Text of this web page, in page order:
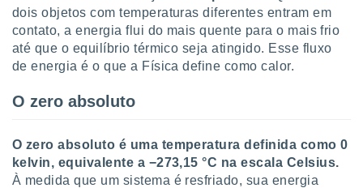
utilizar
medir
da
dois objetos com temperaturas diferentes entram em
contato, a energia flui do mais quente para o mais frio
até que o equilíbrio térmico seja atingido. Esse fluxo
de energia é o que a Física define como calor.
O zero absoluto
O zero absoluto é uma temperatura definida como 0
kelvin, equivalente a −273,15 °C na escala Celsius.
À medida que um sistema é resfriado, sua energia